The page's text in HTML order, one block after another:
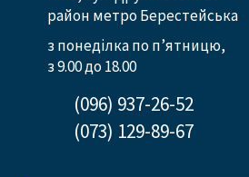
район метро Берестейська
з понеділка по п’ятницю,
з 9.00 до 18.00
(096) 937-26-52
(073) 129-89-67